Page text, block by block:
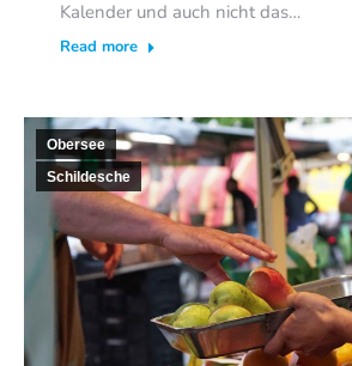
Kalender und auch nicht das…
Read more
Obersee
Schildesche